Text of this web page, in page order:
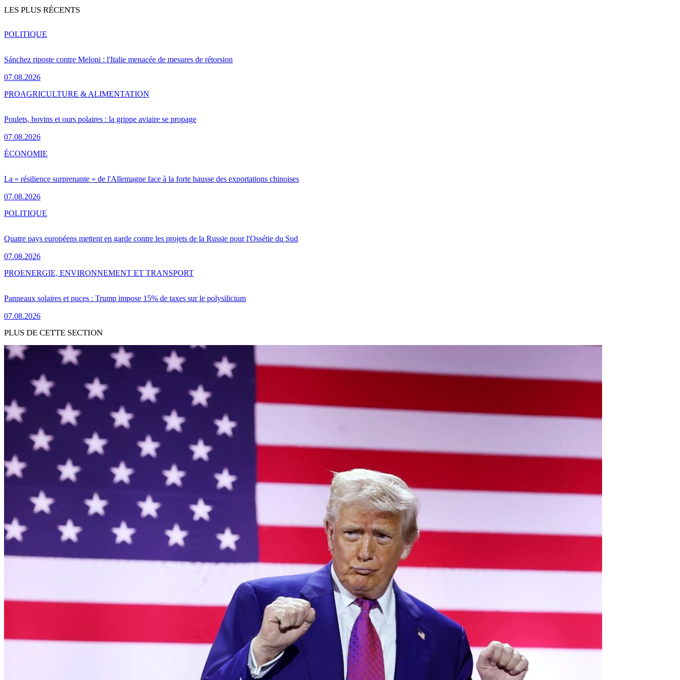
LES PLUS RÉCENTS
Sánchez riposte contre Meloni : l'Italie menacée de mesures de rétorsion
07.08.2026
POLITIQUE
Poulets, bovins et ours polaires : la grippe aviaire se propage
07.08.2026
PROAGRICULTURE & ALIMENTATION
La « résilience surprenante » de l'Allemagne face à la forte hausse des exportations chinoises
07.08.2026
ÉCONOMIE
Quatre pays européens mettent en garde contre les projets de la Russie pour l'Ossétie du Sud
07.08.2026
POLITIQUE
Panneaux solaires et puces : Trump impose 15% de taxes sur le polysilicium
07.08.2026
PROENERGIE, ENVIRONNEMENT ET TRANSPORT
PLUS DE CETTE SECTION